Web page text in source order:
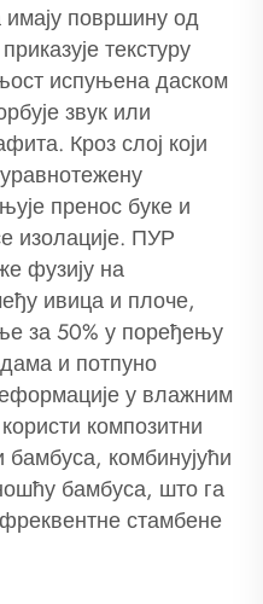
површину од
текстуру
испуњена даском
звук или
Кроз слој који
пренос буке и
изолације. ПУР
фузију на
ивица и плоче,
за 50% у поређењу
и потпуно
у влажним
композитни
комбинујући
бамбуса, што га
стамбене